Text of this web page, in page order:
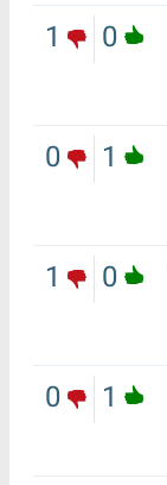
0
1
1
0
0
1
1
0